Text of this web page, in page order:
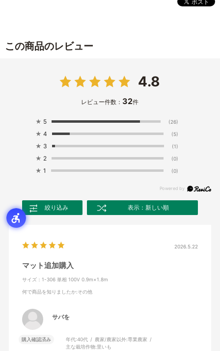
この商品のレビュー
4.8
レビュー件数： 32件
★ 5 (26)
★ 4 (5)
★ 3 (1)
★ 2 (0)
★ 1 (0)
絞り込み 表示：新しい順
2026.5.22
マット追加購入
サイズ：1-306 単相 100V 0.9m×1.8m
何で商品を知りましたか:その他
サバを
購入確認済み 年代:40代 農家/農家以外:専業農家
主な栽培作物:里いも